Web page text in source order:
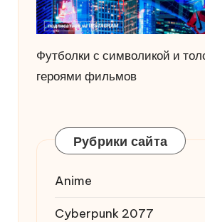
Футболки с символикой и
героями фильмов
Рубрики сайта
Anime
Cyberpunk 2077